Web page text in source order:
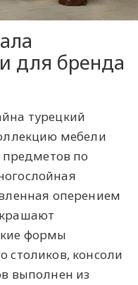
для бренда
турецкий
мебели
предметов по
оперением
формы
столиков, консоли
выполнен из